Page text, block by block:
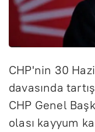
CHP'nin 30
davasında
CHP Genel
olası kayyum